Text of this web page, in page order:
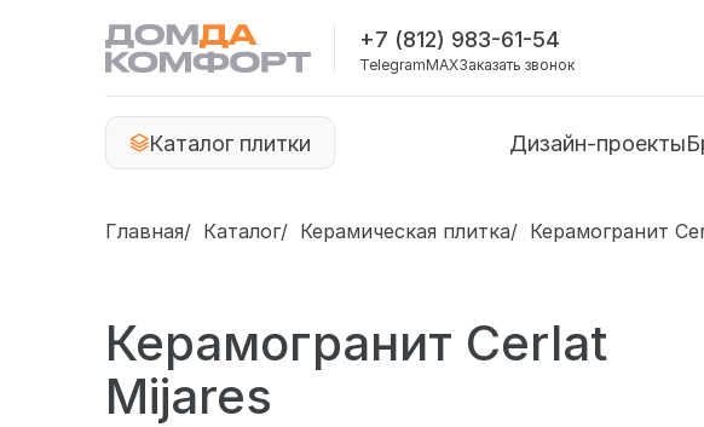
+7 (812) 983-61-54
TelegramMAXЗаказать звонок
Каталог плитки Дизайн-проекты
Главная Каталог Керамическая плитка Керамогранит
Керамогранит Cerlat
Mijares